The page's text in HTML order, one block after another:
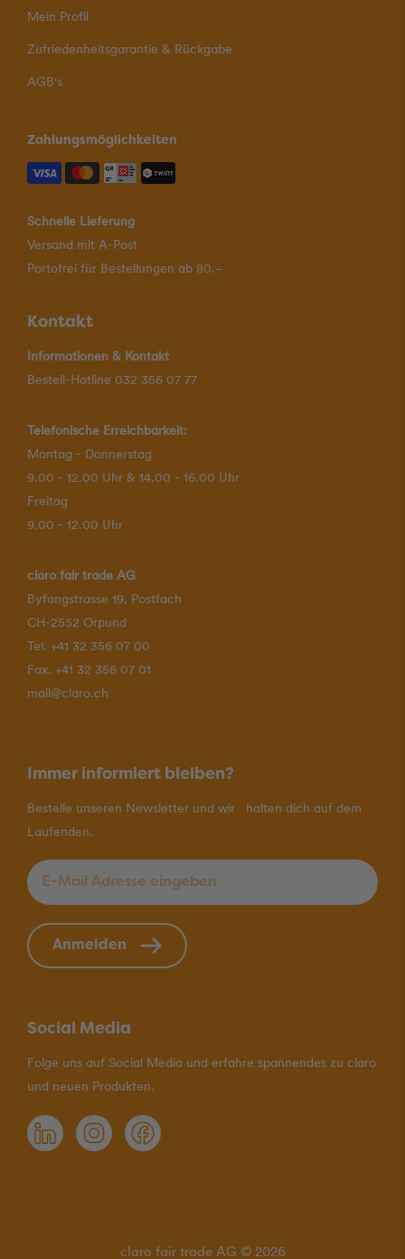
Mein Profil
Zufriedenheitsgarantie & Rückgabe
AGB's
Zahlungsmöglichkeiten
Schnelle Lieferung
Versand mit A-Post
Portofrei für Bestellungen ab 80.–
Kontakt
Informationen & Kontakt
Bestell-Hotline 032 356 07 77
Telefonische Erreichbarkeit:
Montag - Donnerstag
9.00 - 12.00 Uhr & 14.00 - 16.00 Uhr
Freitag
9.00 - 12.00 Uhr
claro fair trade AG
Byfangstrasse 19, Postfach
CH-2552 Orpund
Tel. +41 32 356 07 00
Fax. +41 32 356 07 01
mail@claro.ch
Immer informiert bleiben?
Bestelle unseren Newsletter und wir halten dich auf dem
Laufenden.
E-Mail Adresse eingeben
Anmelden
Social Media
Folge uns auf Social Media und erfahre spannendes zu claro
und neuen Produkten.
claro fair trade AG © 2026